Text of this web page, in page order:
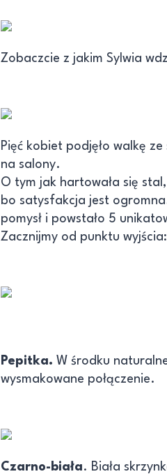
Zobaczcie z jakim Sylwia
Pięć kobiet podjęło walkę
na salony.
O tym jak hartowała się
bo satysfakcja jest
pomysł i powstało 5
Zacznijmy od punktu wyjścia:
Pepitka. W środku
wysmakowane połączenie.
Czarno-biała. Biała